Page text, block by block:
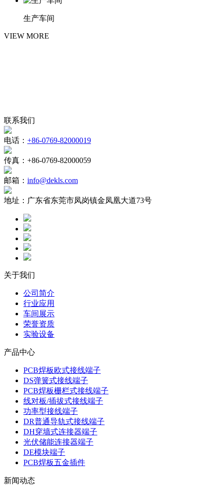
生产车间
VIEW MORE
联系我们
电话： +86-0769-82000019
传真： +86-0769-82000059
邮箱： info@dekls.com
地址： 广东省东莞市凤岗镇金凤凰大道73号
关于我们
公司简介
行业应用
车间展示
荣誉资质
实验设备
产品中心
PCB焊板欧式接线端子
DS弹簧式接线端子
PCB焊板栅栏式接线端子
线对板/插拔式接线端子
功率型接线端子
DR普通导轨式接线端子
DH穿墙式连接器端子
光伏储能连接器端子
DE模块端子
PCB焊板五金插件
新闻动态